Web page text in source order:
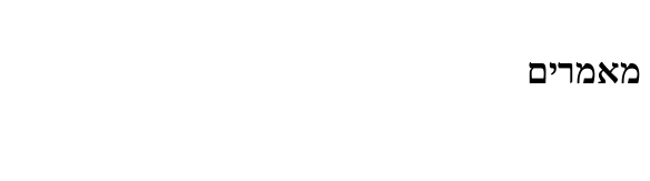
מאמרים